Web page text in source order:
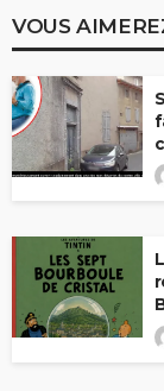
VOUS